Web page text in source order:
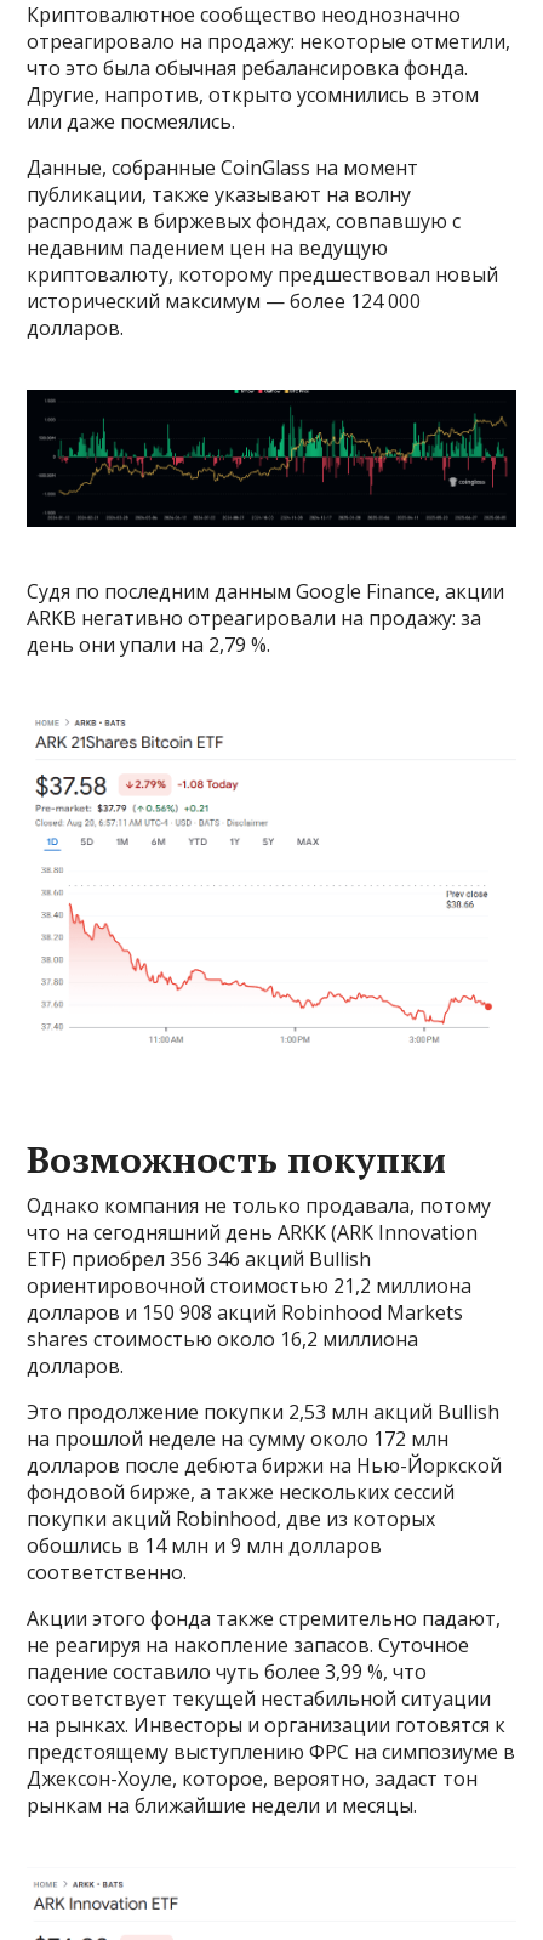
Криптовалютное сообщество неоднозначно
отреагировало на продажу: некоторые отметили,
что это была обычная ребалансировка фонда.
Другие, напротив, открыто усомнились в этом
или даже посмеялись.
Данные, собранные CoinGlass на момент
публикации, также указывают на волну
распродаж в биржевых фондах, совпавшую с
недавним падением цен на ведущую
криптовалюту, которому предшествовал новый
исторический максимум — более 124 000
долларов.
Судя по последним данным Google Finance, акции
ARKB негативно отреагировали на продажу: за
день они упали на 2,79 %.
Возможность покупки
Однако компания не только продавала, потому
что на сегодняшний день ARKK (ARK Innovation
ETF) приобрел 356 346 акций Bullish
ориентировочной стоимостью 21,2 миллиона
долларов и 150 908 акций Robinhood Markets
shares стоимостью около 16,2 миллиона
долларов.
Это продолжение покупки 2,53 млн акций Bullish
на прошлой неделе на сумму около 172 млн
долларов после дебюта биржи на Нью-Йоркской
фондовой бирже, а также нескольких сессий
покупки акций Robinhood, две из которых
обошлись в 14 млн и 9 млн долларов
соответственно.
Акции этого фонда также стремительно падают,
не реагируя на накопление запасов. Суточное
падение составило чуть более 3,99 %, что
соответствует текущей нестабильной ситуации
на рынках. Инвесторы и организации готовятся к
предстоящему выступлению ФРС на симпозиуме в
Джексон-Хоуле, которое, вероятно, задаст тон
рынкам на ближайшие недели и месяцы.